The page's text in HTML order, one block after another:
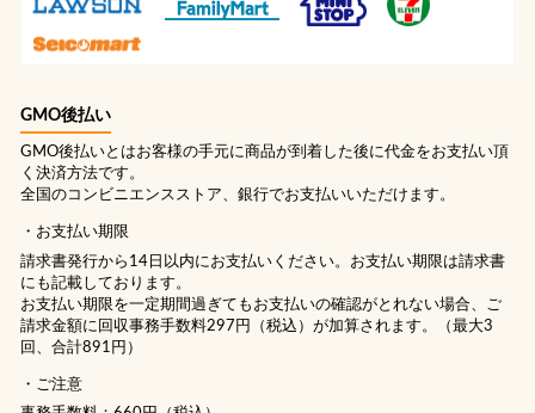
GMO後払い
GMO後払いとはお客様の手元に商品が到着した後に代金をお支払い頂
く決済方法です。
全国のコンビニエンスストア、銀行でお支払いいただけます。
お支払い期限
請求書発行から14日以内にお支払いください。お支払い期限は請求書
にも記載しております。
お支払い期限を一定期間過ぎてもお支払いの確認がとれない場合、ご
請求金額に回収事務手数料297円（税込）が加算されます。（最大3
回、合計891円）
ご注意